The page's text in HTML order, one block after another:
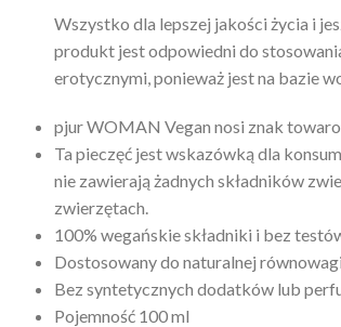
Wszystko dla lepszej jakości życia i
produkt jest odpowiedni do
erotycznymi, ponieważ jest na bazie
pjur WOMAN Vegan nosi znak
Ta pieczęć jest wskazówką dla
nie zawierają żadnych składników
zwierzętach.
100% wegańskie składniki i bez
Dostosowany do naturalnej
Bez syntetycznych dodatków lub
Pojemność 100 ml